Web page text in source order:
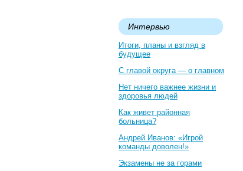
Интервью
Итоги, планы и взгляд в
будущее
С главой округа — о главном
Нет ничего важнее жизни и
здоровья людей
Как живет районная
больница?
Андрей Иванов: «Игрой
команды доволен!»
Экзамены не за горами